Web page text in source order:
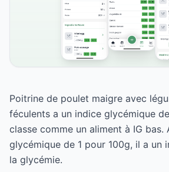
Poitrine de poulet maigre avec
féculents a un indice glycémique
classe comme un aliment à IG bas.
glycémique de 1 pour 100g, il a un
la glycémie.